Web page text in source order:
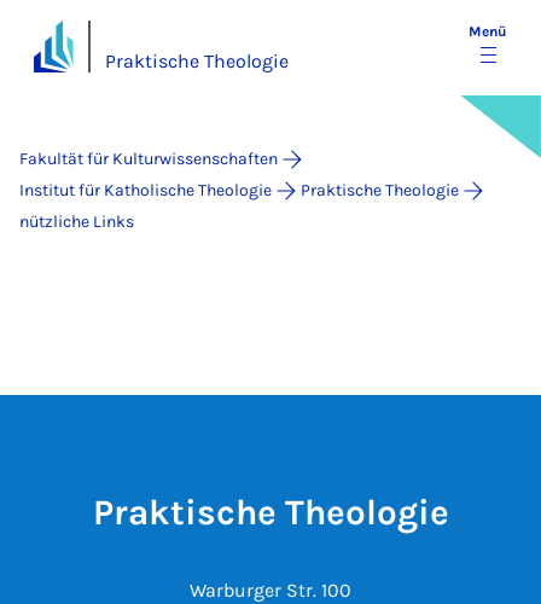
Praktische Theologie
Menü
Fakultät für Kulturwissenschaften
Institut für Katholische Theologie
Praktische Theologie
nützliche Links
Praktische Theologie
Warburger Str. 100